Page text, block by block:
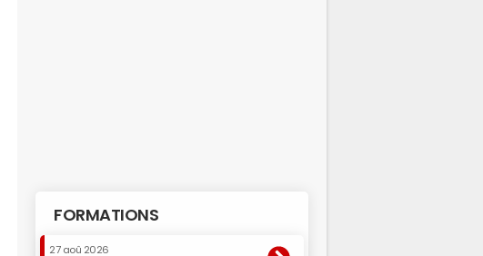
FORMATIONS
27 aoû 2026